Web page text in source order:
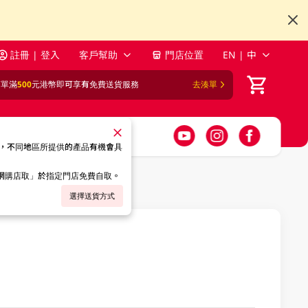
註冊 | 登入 客戶幫助 門店位置 EN | 中
滿500元港幣即可享有免費送貨服務 去湊單
不同地區所提供的產品有機會具
店取」於指定門店免費自取。
選擇送貨方式